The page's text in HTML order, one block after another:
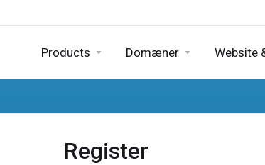
Products Domæner Website
Register